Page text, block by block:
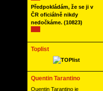
Předpokládám, že se ji v
ČR oficiálně nikdy
nedočkáme.(10823)
Toplist
Quentin Tarantino
Quentin Tarantino je